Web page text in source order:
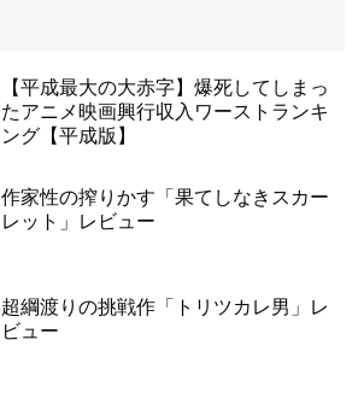
【平成最大の大赤字】爆死してしまっ
たアニメ映画興行収入ワーストランキ
ング【平成版】
作家性の搾りかす「果てしなきスカー
レット」レビュー
超綱渡りの挑戦作「トリツカレ男」レ
ビュー